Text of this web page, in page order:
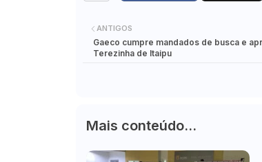
ANTIGOS
Gaeco cumpre mandados de busca e
Terezinha de Itaipu
Mais conteúdo...